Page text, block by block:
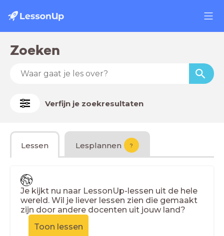
Zoeken
Verfijn je zoekresultaten
Lessen Lesplannen ?
Je kijkt nu naar LessonUp-lessen uit de hele
wereld. Wil je liever lessen zien die gemaakt
zijn door andere docenten uit jouw land?
Toon lessen